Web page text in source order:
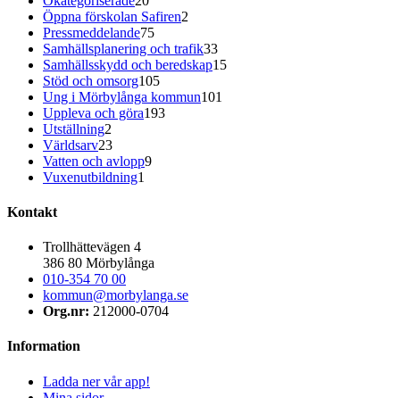
Öppna förskolan Safiren2
Pressmeddelande75
Samhällsplanering och trafik33
Samhällsskydd och beredskap15
Stöd och omsorg105
Ung i Mörbylånga kommun101
Uppleva och göra193
Utställning2
Världsarv23
Vatten och avlopp9
Vuxenutbildning1
Kontakt
Trollhättevägen 4
386 80 Mörbylånga
010-354 70 00
kommun@morbylanga.se
Org.nr: 212000-0704
Information
Ladda ner vår app!